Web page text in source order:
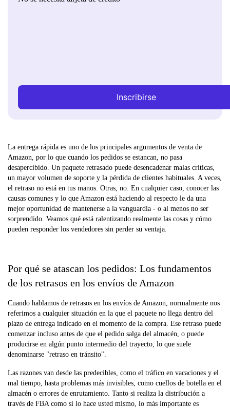
Inscribirse
La entrega rápida es uno de los principales argumentos de venta de
Amazon, por lo que cuando los pedidos se estancan, no pasa
desapercibido. Un paquete retrasado puede desencadenar malas críticas,
un mayor volumen de soporte y la pérdida de clientes habituales. A veces,
el retraso no está en tus manos. Otras, no. En cualquier caso, conocer las
causas comunes y lo que Amazon está haciendo al respecto le da una
mejor oportunidad de mantenerse a la vanguardia - o al menos no ser
sorprendido. Veamos qué está ralentizando realmente las cosas y cómo
pueden responder los vendedores sin perder su ventaja.
Por qué se atascan los pedidos: Los fundamentos
de los retrasos en los envíos de Amazon
Cuando hablamos de retrasos en los envíos de Amazon, normalmente nos
referimos a cualquier situación en la que el paquete no llega dentro del
plazo de entrega indicado en el momento de la compra. Ese retraso puede
comenzar incluso antes de que el pedido salga del almacén, o puede
producirse en algún punto intermedio del trayecto, lo que suele
denominarse "retraso en tránsito".
Las razones van desde las predecibles, como el tráfico en vacaciones y el
mal tiempo, hasta problemas más invisibles, como cuellos de botella en el
almacén o errores de enrutamiento. Tanto si realiza la distribución a
través de FBA como si lo hace usted mismo, lo más importante es